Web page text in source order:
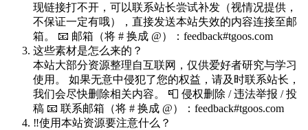
现链接打不开，可以联系站长尝试补发（视情况提供，
不保证一定有哦），直接发送本站失效的内容连接至邮
箱。 📧 邮箱（将 # 换成 @）：feedback#tgoos.com
这些素材是怎么来的？
本站大部分资源整理自互联网，仅供爱好者研究与学习
使用。 如果无意中侵犯了您的权益，请及时联系站长，
我们会尽快删除相关内容。 📮 侵权删除 / 违法举报 / 投
稿 📧 联系邮箱（将 # 换成 @）：feedback#tgoos.com
‼️使用本站资源要注意什么？